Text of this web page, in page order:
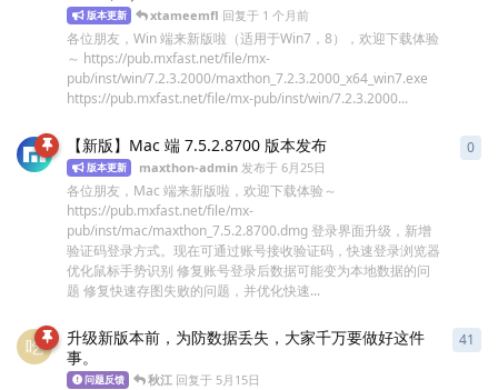
版本更新 xtameemfl 回复于 1 个月前
各位朋友，Win 端来新版啦（适用于Win7，8），欢迎下载体验
～ https://pub.mxfast.net/file/mx-
pub/inst/win/7.2.3.2000/maxthon_7.2.3.2000_x64_win7.exe
https://pub.mxfast.net/file/mx-pub/inst/win/7.2.3.2000...
【新版】Mac 端 7.5.2.8700 版本发布
版本更新 maxthon-admin 发布于6月25日
各位朋友，Mac 端来新版啦，欢迎下载体验～
https://pub.mxfast.net/file/mx-
pub/inst/mac/maxthon_7.5.2.8700.dmg 登录界面升级，新增
验证码登录方式。现在可通过账号接收验证码，快速登录浏览器
优化鼠标手势识别 修复账号登录后数据可能变为本地数据的问
题 修复快速存图失败的问题，并优化快速...
0
吃
升级新版本前，为防数据丢失，大家千万要做好这件
事。
问题反馈 秋江 回复于 5月15日
41